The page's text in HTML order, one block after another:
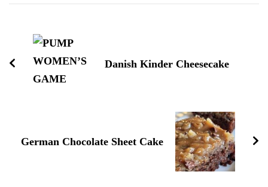
d'article
Danish Kinder Cheesecake
German Chocolate Sheet Cake